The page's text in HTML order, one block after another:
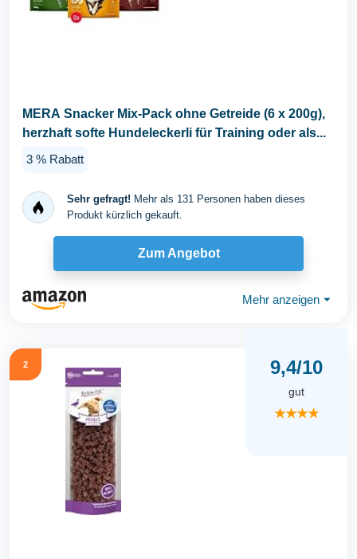
MERA Snacker Mix-Pack ohne Getreide (6 x 200g),
herzhaft softe Hundeleckerli für Training oder als...
3 % Rabatt
Sehr gefragt! Mehr als 131 Personen haben dieses
Produkt kürzlich gekauft.
Zum Angebot
Mehr anzeigen ⏷
2 9,4/10
gut
★★★★